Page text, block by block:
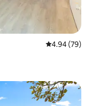
從 79 則評價
4.94 (79)